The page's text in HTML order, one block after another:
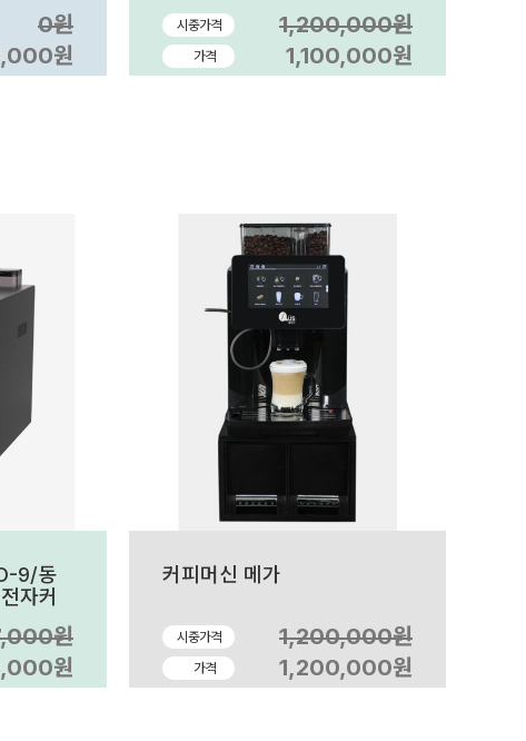
0원
원
렌탈/사무실커피머신/동구전
자커피머신판매
시중가격 1,200,000원
가격 1,100,000원
9/동
자커
동구전
원
원
커피머신 메가
시중가격 1,200,000원
가격 1,200,000원